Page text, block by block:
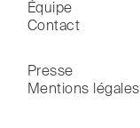
Équipe
Contact
Presse
Mentions légales